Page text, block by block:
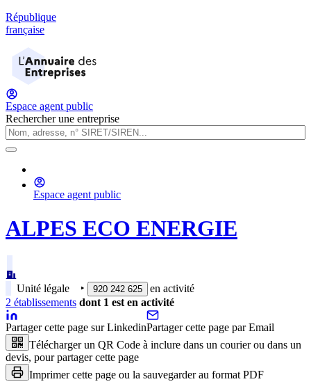
République
française
Espace agent public
Rechercher une entreprise
Espace agent public
ALPES ECO ENERGIE
Unité légale ‣ 920 242 625
en activité
2 établissements dont 1 est en activité
Partager cette page sur LinkedinPartager cette page par Email
Télécharger un QR Code à inclure dans un courier ou dans un
devis, pour partager cette page
Imprimer cette page ou la sauvegarder au format PDF